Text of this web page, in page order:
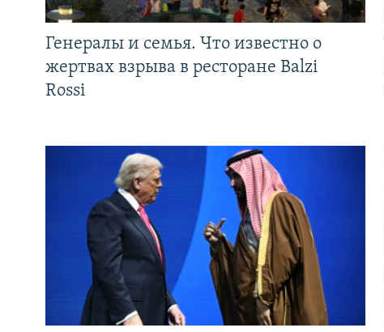
Генералы и семья. Что известно о
жертвах взрыва в ресторане Balzi
Rossi